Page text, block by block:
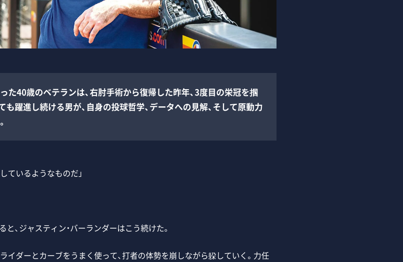
た40歳のベテランは、右肘手術から復帰した昨年、3度目の栄冠を掴
も躍進し続ける男が、自身の投球哲学、データへの見解、そして原動力
ているようなものだ」
、ジャスティン・バーランダーはこう続けた。
ライダーとカーブをうまく使って、打者の体勢を崩しながら躱していく。力任